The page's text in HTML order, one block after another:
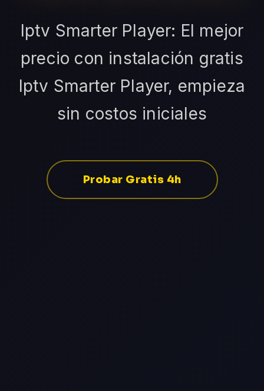
Iptv Smarter Player: El mejor
precio con instalación gratis
Iptv Smarter Player, empieza
sin costos iniciales
Probar Gratis 4h